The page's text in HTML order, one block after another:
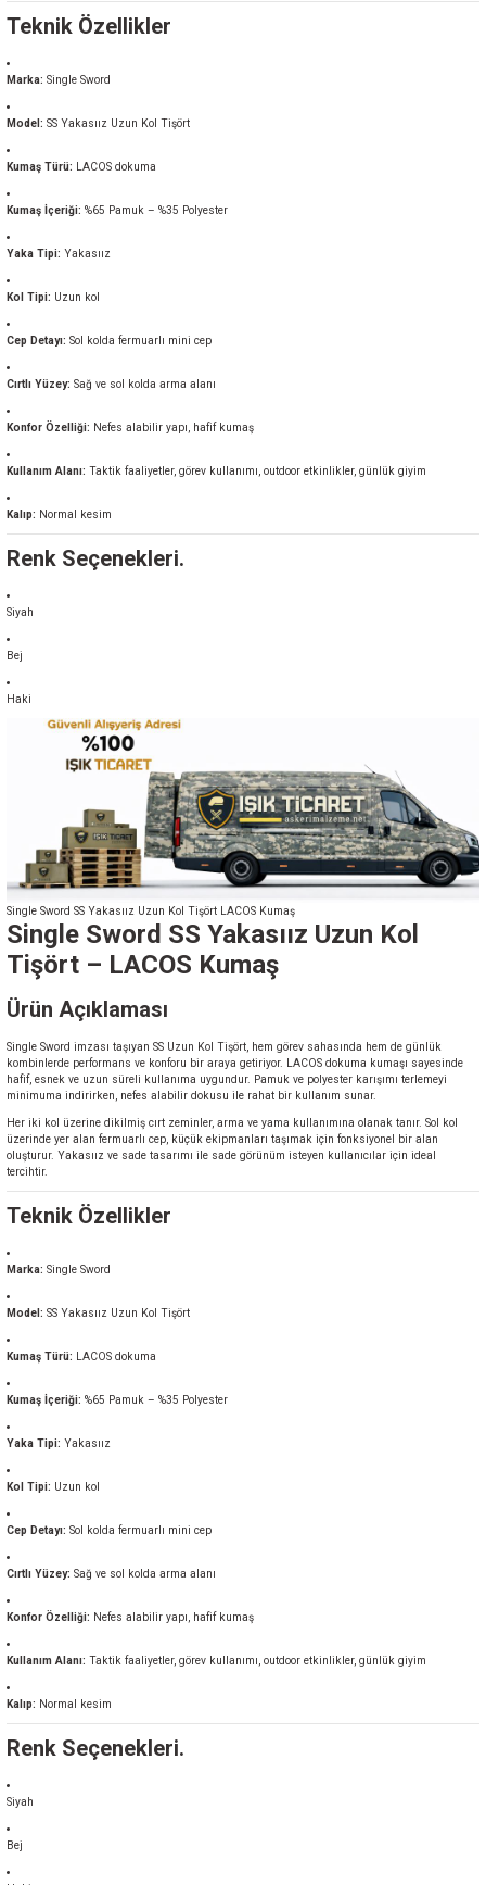
Teknik Özellikler
Marka: Single Sword
Model: SS Yakasıız Uzun Kol Tişört
Kumaş Türü: LACOS dokuma
Kumaş İçeriği: %65 Pamuk – %35 Polyester
Yaka Tipi: Yakasıız
Kol Tipi: Uzun kol
Cep Detayı: Sol kolda fermuarlı mini cep
Cırtlı Yüzey: Sağ ve sol kolda arma alanı
Konfor Özelliği: Nefes alabilir yapı, hafif kumaş
Kullanım Alanı: Taktik faaliyetler, görev kullanımı, outdoor etkinlikler, günlük giyim
Kalıp: Normal kesim
Renk Seçenekleri.
Siyah
Bej
Haki
Single Sword SS Yakasıız Uzun Kol Tişört LACOS Kumaş
Single Sword SS Yakasıız Uzun Kol
Tişört – LACOS Kumaş
Ürün Açıklaması
Single Sword imzası taşıyan SS Uzun Kol Tişört, hem görev sahasında hem de günlük
kombinlerde performans ve konforu bir araya getiriyor. LACOS dokuma kumaşı sayesinde
hafif, esnek ve uzun süreli kullanıma uygundur. Pamuk ve polyester karışımı terlemeyi
minimuma indirirken, nefes alabilir dokusu ile rahat bir kullanım sunar.
Her iki kol üzerine dikilmiş cırt zeminler, arma ve yama kullanımına olanak tanır. Sol kol
üzerinde yer alan fermuarlı cep, küçük ekipmanları taşımak için fonksiyonel bir alan
oluşturur. Yakasıız ve sade tasarımı ile sade görünüm isteyen kullanıcılar için ideal
tercihtir.
Teknik Özellikler
Marka: Single Sword
Model: SS Yakasıız Uzun Kol Tişört
Kumaş Türü: LACOS dokuma
Kumaş İçeriği: %65 Pamuk – %35 Polyester
Yaka Tipi: Yakasıız
Kol Tipi: Uzun kol
Cep Detayı: Sol kolda fermuarlı mini cep
Cırtlı Yüzey: Sağ ve sol kolda arma alanı
Konfor Özelliği: Nefes alabilir yapı, hafif kumaş
Kullanım Alanı: Taktik faaliyetler, görev kullanımı, outdoor etkinlikler, günlük giyim
Kalıp: Normal kesim
Renk Seçenekleri.
Siyah
Bej